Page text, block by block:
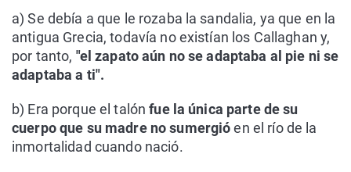
a) Se debía a que le rozaba la sandalia, ya que en la
antigua Grecia, todavía no existían los Callaghan y,
por tanto, "el zapato aún no se adaptaba al pie ni se
adaptaba a ti".
b) Era porque el talón fue la única parte de su
cuerpo que su madre no sumergióen el río de la
inmortalidad cuando nació.